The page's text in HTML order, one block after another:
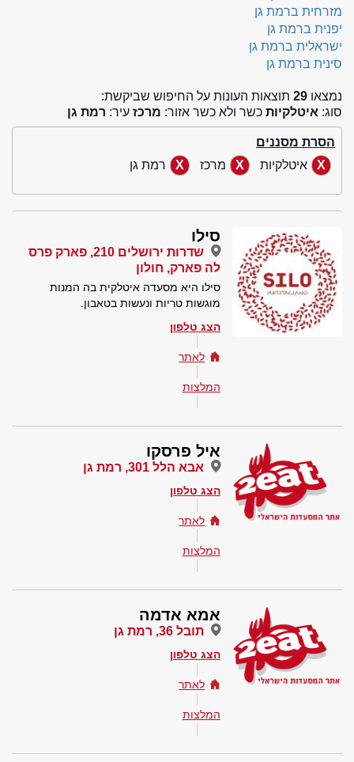
מזרחית ברמת גן
יפנית ברמת גן
ישראלית ברמת גן
סינית ברמת גן
נמצאו 29 תוצאות העונות על החיפוש שביקשת:
סוג: איטלקיות כשר ולא כשר אזור: מרכז עיר: רמת גן
הסרת מסננים
איטלקיות
מרכז רמת גן
סילו
שדרות ירושלים 210, פארק פרס
לה פארק, חולון
סילו היא מסעדה איטלקית בה המנות
מוגשות טריות ונעשות בטאבון.
הצג טלפון
לאתר
המלצות
איל פרסקו
אבא הלל 301, רמת גן
הצג טלפון
לאתר
המלצות
אמא אדמה
תובל 36, רמת גן
הצג טלפון
לאתר
המלצות